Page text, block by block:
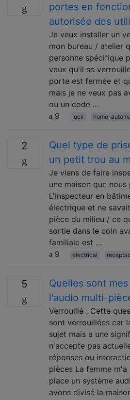
portes en
autorisée des
Je veux installer un
mon bureau / atelier
personne spécifique
veux qu'il se
porte est fermée et
mais je ne veux pas
ou un code …
9
lock home-
2
Quel type de
un petit trou au
Je viens de faire
une maison que
L'inspecteur en
électrique et ne
pièce du milieu / ce
sortie dans le coin
familiale est …
9
electrical
5
Quelles sont
l'audio multi-
Verrouillé . Cette
sont verrouillées car
sujet mais a une
n'accepte pas
réponses ou
pièces La femme
place un système
avons divisé la